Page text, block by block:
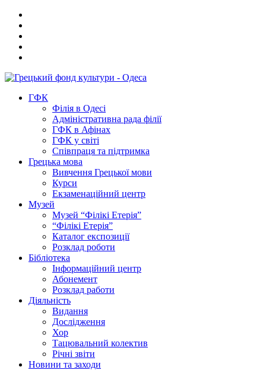
ГФК
Філія в Одесі
Адміністративна рада філії
ГФК в Афінах
ГФК у світі
Співпраця та підтримка
Грецька мова
Вивчення Грецької мови
Курси
Екзаменаційний центр
Музей
Музей “Філікі Етерія”
“Філікі Етерія”
Каталог експозиції
Розклад роботи
Бібліотека
Інформаційний центр
Абонемент
Розклад работи
Діяльність
Видання
Дослідження
Хор
Тацювальний колектив
Річні звіти
Новини та заходи